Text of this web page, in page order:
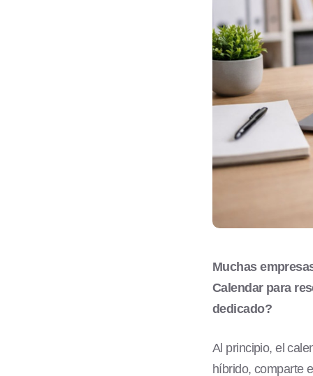
Muchas
Calendar para
dedicado?
Al principio, el
híbrido, comparte